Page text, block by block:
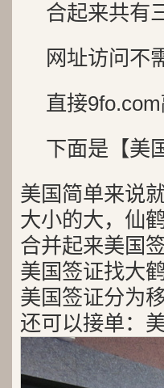
合起来共有
网址访问不
直接
下面是【美
美国简单来说
大小的大，仙
合并起来美国
美国签证找大
美国签证分为
还可以接单：